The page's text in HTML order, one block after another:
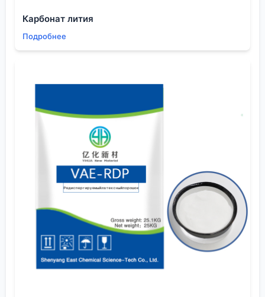
требования. Для прекурсоров в электронике даже
следы неправильного изомера могут
открытых источниках, но это знает любой
из-за ?чистого?, но не того пиколина.
Применения и скрытые сложности
Возьмём, к примеру, синтез лигандов для
катализаторов или фармацевтических
промежуточных продуктов. α-пиколин здесь часто
выступает как лиганд или строительный блок. Но
его склонность к окислению по метильной группе
— это постоянная головная боль. Можно получить
прекрасный комплекс в лаборатории, а при
попытке промышленного синтеза выход падает,
потому что часть сырья ушла в пиколиновую
Карбонат лития
Подробнее